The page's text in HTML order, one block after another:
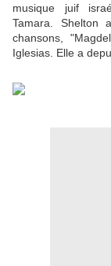
musique juif
Tamara. Shelton
chansons,
Iglesias. Elle a